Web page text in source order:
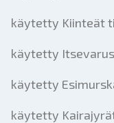
käytetty Kiinteät
käytetty
käytetty
käytetty